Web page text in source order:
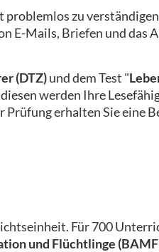
zu
E-Mails, Briefen und das
(DTZ)und dem Test "
werden Ihre
erhalten Sie eine
Für 700
und Flüchtlinge